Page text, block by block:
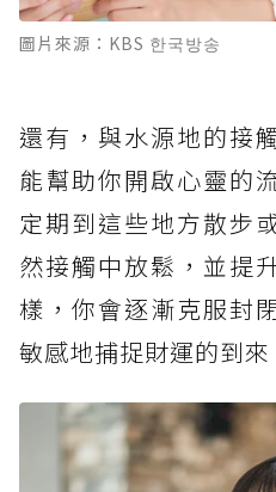
圖片來源：KBS 한국방송
還有，與水源地的接
能幫助你開啟心靈的
定期到這些地方散步
然接觸中放鬆，並提
樣，你會逐漸克服封
敏感地捕捉財運的到來